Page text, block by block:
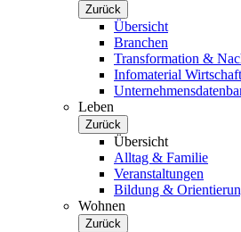
Zurück
Übersicht
Branchen
Transformation &
Infomaterial Wirtschaft
Leben
Zurück
Übersicht
Alltag & Familie
Veranstaltungen
Bildung &
Wohnen
Zurück